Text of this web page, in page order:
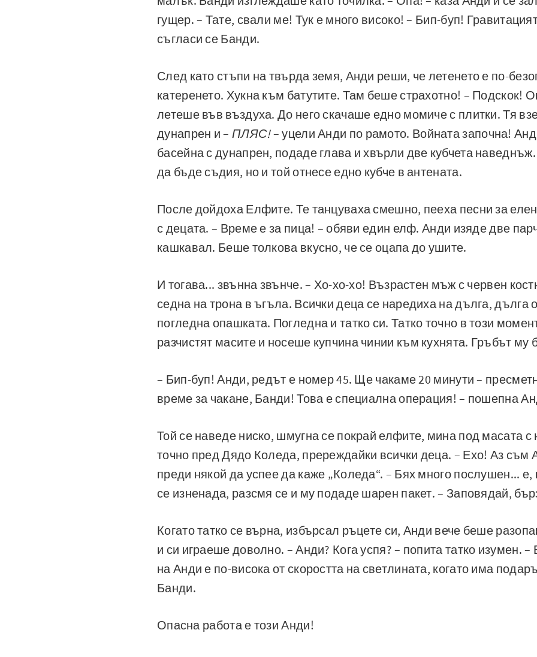
гущер. – Тате, свали ме! Тук е много високо! – Бип-буп!
съгласи се Банди.
След като стъпи на твърда земя, Анди реши, че летенето е по-
катеренето. Хукна към батутите. Там беше страхотно! – Подскок!
летеше във въздуха. До него скачаше едно момиче с плитки. Тя
дунапрен и – ПЛЯС!– уцели Анди по рамото. Войната започна!
басейна с дунапрен, подаде глава и хвърли две кубчета
да бъде съдия, но и той отнесе едно кубче в антената.
После дойдоха Елфите. Те танцуваха смешно, пееха песни за
с децата. – Време е за пица! – обяви един елф. Анди изяде две
кашкавал. Беше толкова вкусно, че се оцапа до ушите.
И тогава... звънна звънче. – Хо-хо-хо! Възрастен мъж с червен
седна на трона в ъгъла. Всички деца се наредиха на дълга, дълга
погледна опашката. Погледна и татко си. Татко точно в този
разчистят масите и носеше купчина чинии към кухнята. Гръбът му
– Бип-буп! Анди, редът е номер 45. Ще чакаме 20 минути –
време за чакане, Банди! Това е специална операция! – пошепна
Той се наведе ниско, шмугна се покрай елфите, мина под масата с
точно пред Дядо Коледа, пререждайки всички деца. – Ехо! Аз съм
преди някой да успее да каже „Коледа“. – Бях много послушен...
се изненада, разсмя се и му подаде шарен пакет. – Заповядай,
Когато татко се върна, избърсал ръцете си, Анди вече беше
и си играеше доволно. – Анди? Кога успя? – попита татко изумен.
на Анди е по-висока от скоростта на светлината, когато има
Банди.
Опасна работа е този Анди!